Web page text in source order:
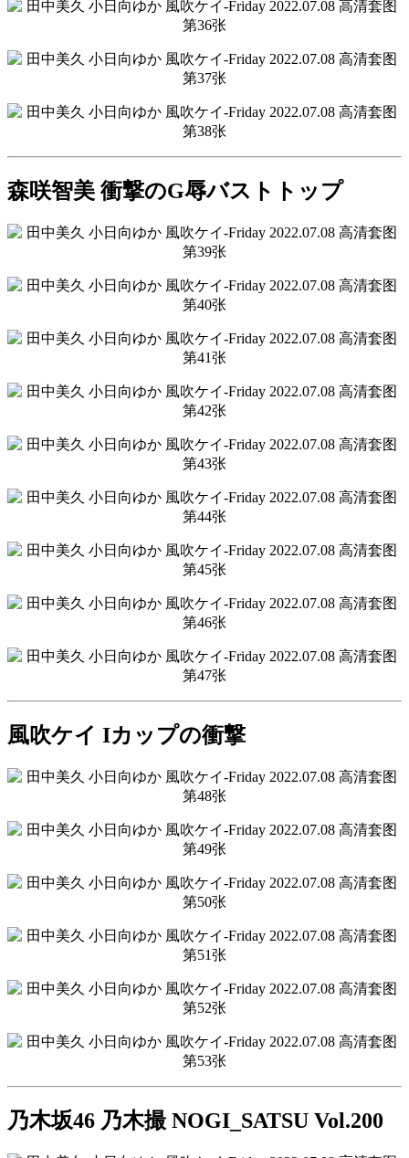
森咲智美 衝撃のG辱バストトップ
風吹ケイ Iカップの衝撃
乃木坂46 乃木撮 NOGI_SATSU Vol.200